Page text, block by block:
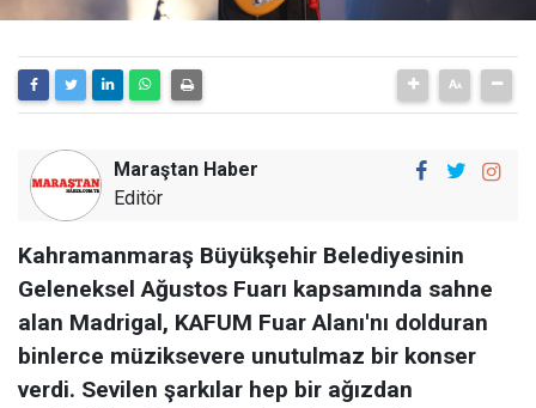
Maraştan Haber
Editör
Kahramanmaraş Büyükşehir Belediyesinin
Geleneksel Ağustos Fuarı kapsamında sahne
alan Madrigal, KAFUM Fuar Alanı'nı dolduran
binlerce müziksevere unutulmaz bir konser
verdi. Sevilen şarkılar hep bir ağızdan